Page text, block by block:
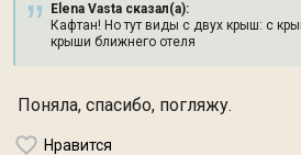
Elena Vasta сказал(а):
Кафтан! Но тут виды с двух крыш: с
крыши ближнего отеля
Поняла, спасибо, погляжу.
Нравится